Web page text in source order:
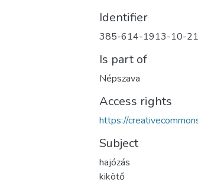
Identifier
385-614-1913-10-
Is part of
Népszava
Access rights
https://
Subject
hajózás
kikötő